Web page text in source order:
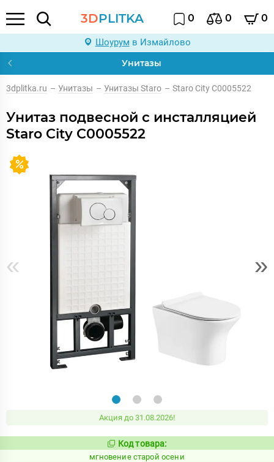
3DPLITKA 0 0 0
Шоурум в Измайлово
Унитазы
3dplitka.ru – Унитазы – Унитазы Staro – Staro City С0005522
Унитаз подвесной с инсталляцией
Staro City С0005522
« »
Акция до 31.08.2026!
Код:
949690
Код товара:
мгновение старой осени